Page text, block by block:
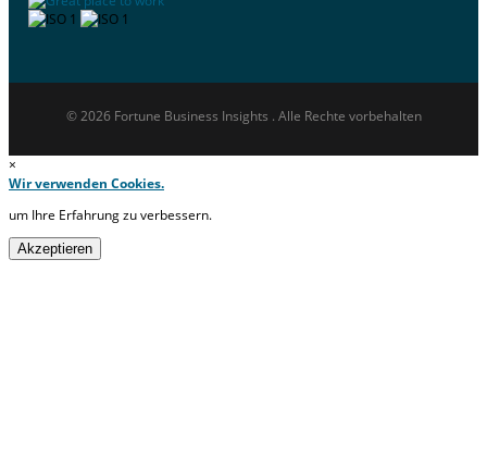
© 2026 Fortune Business Insights . Alle Rechte vorbehalten
×
Wir verwenden Cookies.
um Ihre Erfahrung zu verbessern.
Akzeptieren